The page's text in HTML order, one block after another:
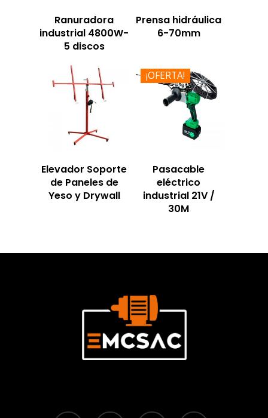
Ranuradora
industrial 4800W-
5 discos
Prensa hidráulica
6-70mm
Elevador Soporte
de Paneles de
Yeso y Drywall
¡OFERTA!
Pasacable
eléctrico
industrial 21V /
30M